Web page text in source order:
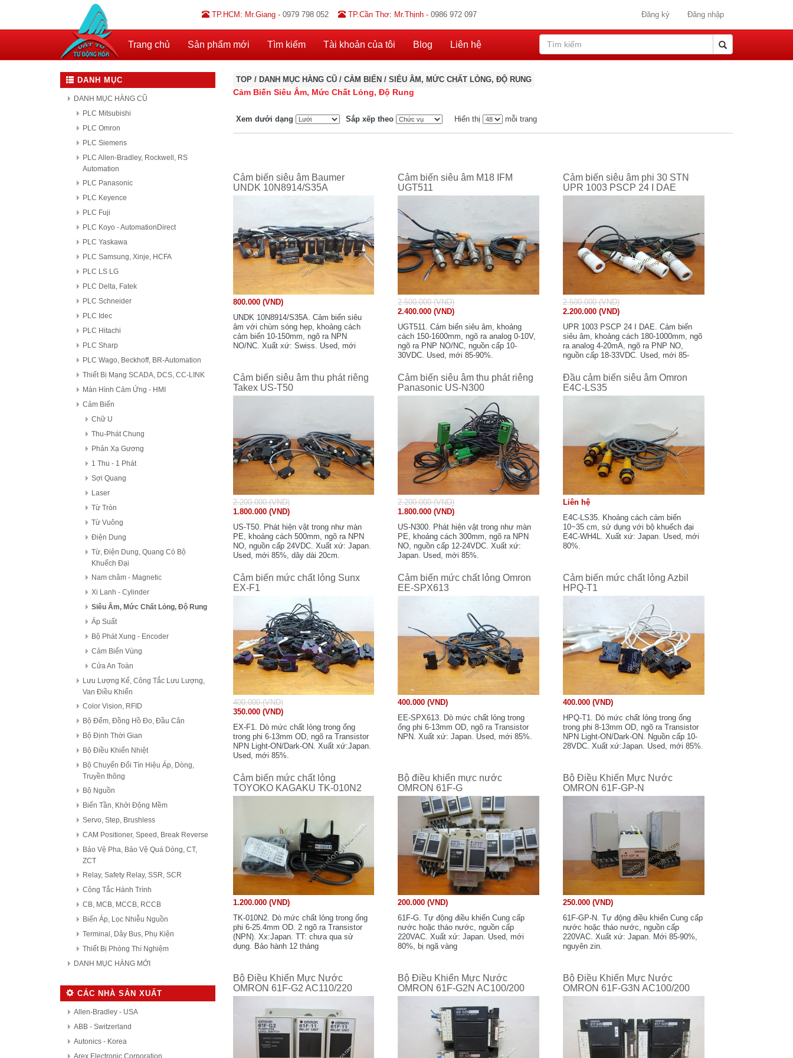
TP.HCM: Mr.Giang - 0979 798 052 TP.Cần Thơ: Mr.Thịnh - 0986 972 097 Đăng ký Đăng nhập
Trang chủ Sản phẩm mới Tìm kiếm Tài khoản của tôi Blog Liên hệ
DANH MỤC
DANH MỤC HÀNG CŨ
PLC Mitsubishi
PLC Omron
PLC Siemens
PLC Allen-Bradley, Rockwell, RS
Automation
PLC Panasonic
PLC Keyence
PLC Fuji
PLC Koyo - AutomationDirect
PLC Yaskawa
PLC Samsung, Xinje, HCFA
PLC LS LG
PLC Delta, Fatek
PLC Schneider
PLC Idec
PLC Hitachi
PLC Sharp
PLC Wago, Beckhoff, BR-Automation
Thiết Bị Mạng SCADA, DCS, CC-LINK
Màn Hình Cảm Ứng - HMI
Cảm Biến
Chữ U
Thu-Phát Chung
Phản Xạ Gương
1 Thu - 1 Phát
Sợi Quang
Laser
Từ Tròn
Từ Vuông
Điện Dung
Từ, Điện Dung, Quang Có Bộ
Khuếch Đại
Nam châm - Magnetic
Xi Lanh - Cylinder
Siêu Âm, Mức Chất Lỏng, Độ Rung
Áp Suất
Bộ Phát Xung - Encoder
Cảm Biến Vùng
Cửa An Toàn
Lưu Lượng Kế, Công Tắc Lưu Lượng,
Van Điều Khiển
Color Vision, RFID
Bộ Đếm, Đồng Hồ Đo, Đầu Cân
Bộ Định Thời Gian
Bộ Điều Khiển Nhiệt
Bộ Chuyển Đổi Tín Hiệu Áp, Dòng,
Truyền thông
Bộ Nguồn
Biến Tần, Khởi Động Mềm
Servo, Step, Brushless
CAM Positioner, Speed, Break Reverse
Bảo Vệ Pha, Bảo Vệ Quá Dòng, CT,
ZCT
Relay, Safety Relay, SSR, SCR
Công Tắc Hành Trình
CB, MCB, MCCB, RCCB
Biến Áp, Lọc Nhiễu Nguồn
Terminal, Dây Bus, Phụ Kiện
Thiết Bị Phòng Thí Nghiệm
DANH MỤC HÀNG MỚI
CÁC NHÀ SẢN XUẤT
Allen-Bradley - USA
ABB - Switzerland
Autonics - Korea
Arex Electronic Corporation
TOP/ DANH MỤC HÀNG CŨ/ CẢM BIẾN / SIÊU ÂM, MỨC CHẤT LỎNG, ĐỘ RUNG
Cảm Biến Siêu Âm, Mức Chất Lỏng, Độ Rung
Xem dưới dạng Sắp xếp theo Hiển thị mỗi trang
Cảm biến siêu âm Baumer
UNDK 10N8914/S35A
800.000 (VND)
UNDK 10N8914/S35A. Cảm biến siêu
âm với chùm sóng hẹp, khoảng cách
cảm biến 10-150mm, ngõ ra NPN
NO/NC. Xuất xứ: Swiss. Used, mới
Cảm biến siêu âm M18 IFM
UGT511
2.500.000 (VND)
2.400.000 (VND)
UGT511. Cảm biến siêu âm, khoảng
cách 150-1600mm, ngõ ra analog 0-10V,
ngõ ra PNP NO/NC, nguồn cấp 10-
30VDC. Used, mới 85-90%.
Cảm biến siêu âm phi 30 STN
UPR 1003 PSCP 24 I DAE
2.500.000 (VND)
2.200.000 (VND)
UPR 1003 PSCP 24 I DAE. Cảm biến
siêu âm, khoảng cách 180-1000mm, ngõ
ra analog 4-20mA, ngõ ra PNP NO,
nguồn cấp 18-33VDC. Used, mới 85-
Cảm biến siêu âm thu phát riêng
Takex US-T50
2.200.000 (VND)
1.800.000 (VND)
US-T50. Phát hiện vật trong như màn
PE, khoảng cách 500mm, ngõ ra NPN
NO, nguồn cấp 24VDC. Xuất xứ: Japan.
Used, mới 85%, dây dài 20cm.
Cảm biến siêu âm thu phát riêng
Panasonic US-N300
2.200.000 (VND)
1.800.000 (VND)
US-N300. Phát hiện vật trong như màn
PE, khoảng cách 300mm, ngõ ra NPN
NO, nguồn cấp 12-24VDC. Xuất xứ:
Japan. Used, mới 85%.
Đầu cảm biến siêu âm Omron
E4C-LS35
Liên hệ
E4C-LS35. Khoảng cách cảm biến
10~35 cm, sử dụng với bộ khuếch đại
E4C-WH4L. Xuất xứ: Japan. Used, mới
80%.
Cảm biến mức chất lỏng Sunx
EX-F1
400.000 (VND)
350.000 (VND)
EX-F1. Dò mức chất lỏng trong ống
trong phi 6-13mm OD, ngõ ra Transistor
NPN Light-ON/Dark-ON. Xuất xứ:Japan.
Used, mới 85%.
Cảm biến mức chất lỏng Omron
EE-SPX613
400.000 (VND)
EE-SPX613. Dò mức chất lỏng trong
ống phi 6-13mm OD, ngõ ra Transistor
NPN. Xuất xứ: Japan. Used, mới 85%.
Cảm biến mức chất lỏng Azbil
HPQ-T1
400.000 (VND)
HPQ-T1. Dò mức chất lỏng trong ống
trong phi 8-13mm OD, ngõ ra Transistor
NPN Light-ON/Dark-ON. Nguồn cấp 10-
28VDC. Xuất xứ:Japan. Used, mới 85%.
Cảm biến mức chất lỏng
TOYOKO KAGAKU TK-010N2
1.200.000 (VND)
TK-010N2. Dò mức chất lỏng trong ống
phi 6-25.4mm OD. 2 ngõ ra Transistor
(NPN). Xx:Japan. TT: chưa qua sử
dụng. Bảo hành 12 tháng
Bộ điều khiển mực nước
OMRON 61F-G
200.000 (VND)
61F-G. Tự động điều khiển Cung cấp
nước hoặc tháo nước, nguồn cấp
220VAC. Xuất xứ: Japan. Used, mới
80%, bị ngã vàng
Bộ Điều Khiển Mực Nước
OMRON 61F-GP-N
250.000 (VND)
61F-GP-N. Tự động điều khiển Cung cấp
nước hoặc tháo nước, nguồn cấp
220VAC. Xuất xứ: Japan. Mới 85-90%,
nguyên zin.
Bộ Điều Khiển Mực Nước
OMRON 61F-G2 AC110/220
Bộ Điều Khiển Mực Nước
OMRON 61F-G2N AC100/200
Bộ Điều Khiển Mực Nước
OMRON 61F-G3N AC100/200